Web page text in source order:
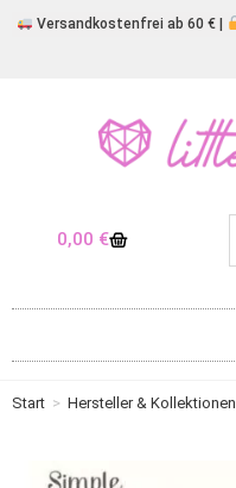
Versandkostenfrei ab 60 € |
0,00 €
Start > Hersteller & Kollektionen